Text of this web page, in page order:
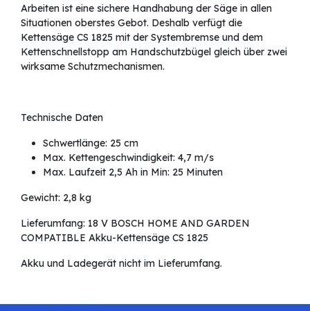
Arbeiten ist eine sichere Handhabung der Säge in allen
Situationen oberstes Gebot. Deshalb verfügt die
Kettensäge CS 1825 mit der Systembremse und dem
Kettenschnellstopp am Handschutzbügel gleich über zwei
wirksame Schutzmechanismen.
Technische Daten
Schwertlänge: 25 cm
Max. Kettengeschwindigkeit: 4,7 m/s
Max. Laufzeit 2,5 Ah in Min: 25 Minuten
Gewicht: 2,8 kg
Lieferumfang: 18 V BOSCH HOME AND GARDEN
COMPATIBLE Akku-Kettensäge CS 1825
Akku und Ladegerät nicht im Lieferumfang.